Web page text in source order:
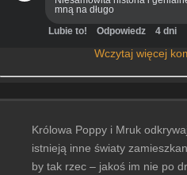
mną na długo
Lubie to! Odpowiedz 4 dni
Wczytaj więcej
Królowa Poppy i Mruk
istnieją inne światy
by tak rzec – jakoś im nie po